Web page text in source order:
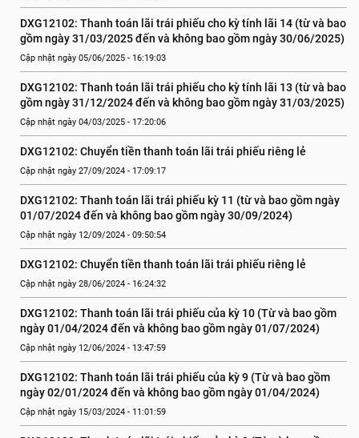
DXG12102: Thanh toán lãi trái phiếu cho kỳ tính lãi 14 (từ và bao
gồm ngày 31/03/2025 đến và không bao gồm ngày 30/06/2025)
Cập nhật ngày 05/06/2025 - 16:19:03
DXG12102: Thanh toán lãi trái phiếu cho kỳ tính lãi 13 (từ và bao
gồm ngày 31/12/2024 đến và không bao gồm ngày 31/03/2025)
Cập nhật ngày 04/03/2025 - 17:20:06
DXG12102: Chuyển tiền thanh toán lãi trái phiếu riêng lẻ
Cập nhật ngày 27/09/2024 - 17:09:17
DXG12102: Thanh toán lãi trái phiếu kỳ 11 (từ và bao gồm ngày
01/07/2024 đến và không bao gồm ngày 30/09/2024)
Cập nhật ngày 12/09/2024 - 09:50:54
DXG12102: Chuyển tiền thanh toán lãi trái phiếu riêng lẻ
Cập nhật ngày 28/06/2024 - 16:24:32
DXG12102: Thanh toán lãi trái phiếu của kỳ 10 (Từ và bao gồm
ngày 01/04/2024 đến và không bao gồm ngày 01/07/2024)
Cập nhật ngày 12/06/2024 - 13:47:59
DXG12102: Thanh toán lãi trái phiếu của kỳ 9 (Từ và bao gồm
ngày 02/01/2024 đến và không bao gồm ngày 01/04/2024)
Cập nhật ngày 15/03/2024 - 11:01:59